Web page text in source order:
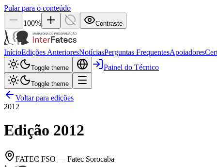
Pular para o conteúdo
100% Contraste
InícioEdições AnterioresNotíciasPerguntas FrequentesApoiadores
Toggle theme Painel do Técnico
Toggle theme
Voltar para edições
2012
Edição 2012
FATEC FSO — Fatec Sorocaba